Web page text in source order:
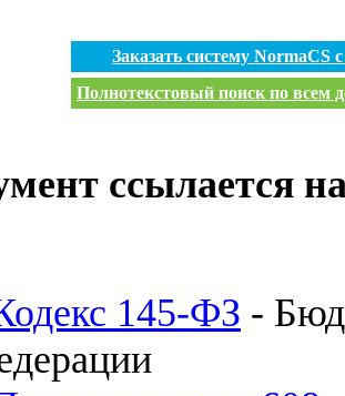
Заказать систему
Полнотекстовый поиск по всем
ссылается
145-ФЗ -